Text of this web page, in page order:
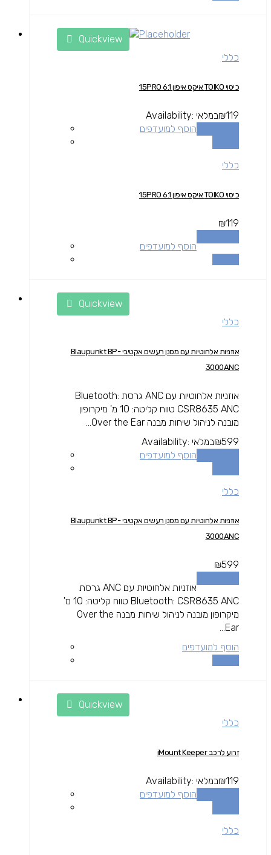
Quickview
כללי
כיסוי TOIKO איקס איפון 15PRO 6.1
₪119
Availability: במלאי
הוסף למועדפים
כללי
כיסוי TOIKO איקס איפון 15PRO 6.1
₪119
הוסף למועדפים
Quickview
כללי
אוזניות אלחוטיות עם מסנן רעשים אקטיבי Blaupunkt BP-
3000ANC
אוזניות אלחוטיות עם ANC גרסת Bluetooth:
CSR8635 ANC טווח קליטה: 10 מ' מיקרופון
מובנה לניהול שיחות מבנה Over the Ear...
₪599
Availability: במלאי
הוסף למועדפים
כללי
אוזניות אלחוטיות עם מסנן רעשים אקטיבי Blaupunkt BP-
3000ANC
₪599
אוזניות אלחוטיות עם ANC גרסת
Bluetooth: CSR8635 ANC טווח קליטה: 10 מ'
מיקרופון מובנה לניהול שיחות מבנה Over the
Ear...
הוסף למועדפים
Quickview
כללי
זרוע לרכב iMount Keeper
₪119
Availability: במלאי
הוסף למועדפים
כללי